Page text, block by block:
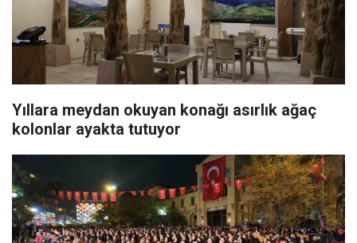
Yıllara meydan okuyan konağı asırlık ağaç
kolonlar ayakta tutuyor